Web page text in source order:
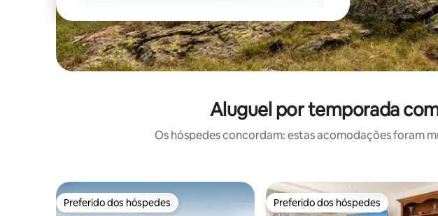
Aluguel por temporada
Os hóspedes concordam: estas acomodações foram
Preferido dos hóspedes
Preferido dos hóspedes Preferido dos hóspedes
Preferido dos hóspedes